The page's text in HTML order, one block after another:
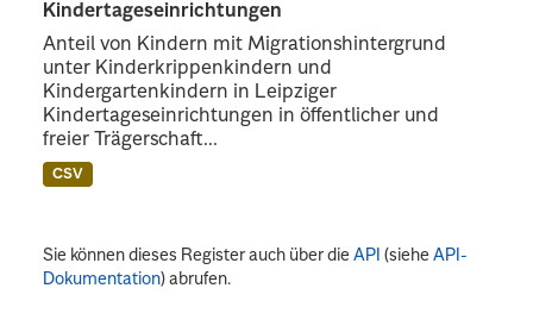
Kindertageseinrichtungen
Anteil von Kindern mit Migrationshintergrund
unter Kinderkrippenkindern und
Kindergartenkindern in Leipziger
Kindertageseinrichtungen in öffentlicher und
freier Trägerschaft...
CSV
Sie können dieses Register auch über dieAPI (sieheAPI-
Dokumentation) abrufen.